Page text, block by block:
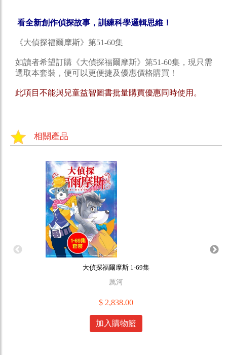
看全新創作偵探故事，訓練科學邏輯思維！
《大偵探福爾摩斯》第51-60集
如讀者希望訂購《大偵探福爾摩斯》第51-60集，現只需
選取本套裝，便可以更便捷及優惠價格購買！
此項目不能與兒童益智圖書批量購買優惠同時使用。
相關產品
大偵探福爾摩斯 1-69集
厲河
$ 2,838.00
加入購物籃